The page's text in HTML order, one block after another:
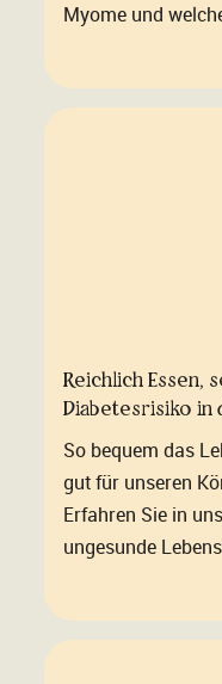
Myome und
Reichlich Essen,
Diabetesrisiko in
So bequem das
gut für unseren
Erfahren Sie in
ungesunde